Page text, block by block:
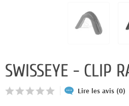
SWISSEYE - CLIP
Lire les avis (0)